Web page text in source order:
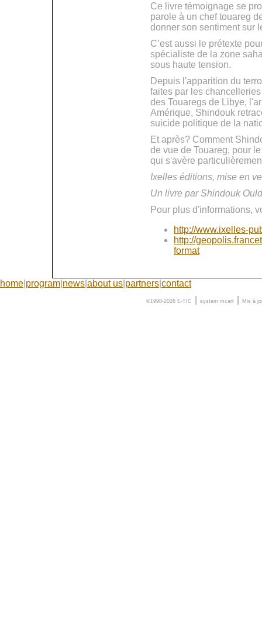
Ce livre témoignage se
parole à un chef touareg
donner son sentiment sur
C’est aussi le prétexte
spécialiste de la zone
sous haute tension.
Depuis l'apparition du
faites par les
des Touaregs de Libye,
Amérique, Shindouk
suicide politique de la
Et après? Comment
de vue de Touareg, pour
qui s'avère
Ixelles éditions, mise en
Un livre par Shindouk
Pour plus d'informations,
http://www.ixelles-
http://
format
home program news about us partners contact
©1998-2026 E-TIC system mcart Mis à